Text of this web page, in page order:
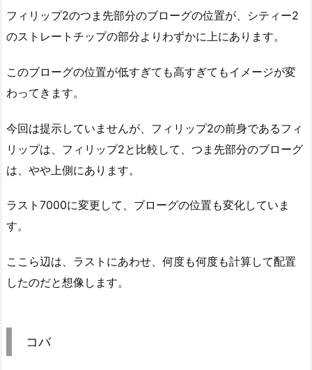
フィリップ2のつま先部分のブローグの位置が、シティー2
のストレートチップの部分よりわずかに上にあります。
このブローグの位置が低すぎても高すぎてもイメージが変
わってきます。
今回は提示していませんが、フィリップ2の前身であるフィ
リップは、フィリップ2と比較して、つま先部分のブローグ
は、やや上側にあります。
ラスト7000に変更して、ブローグの位置も変化していま
す。
ここら辺は、ラストにあわせ、何度も何度も計算して配置
したのだと想像します。
コバ